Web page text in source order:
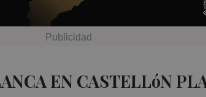
EN CASTELLóN